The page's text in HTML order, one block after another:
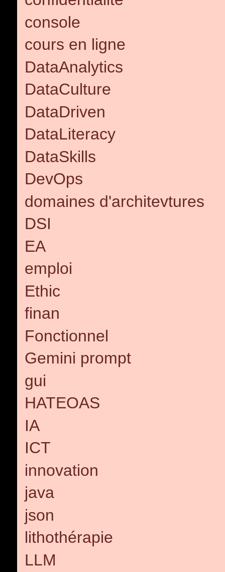
console
cours en ligne
DataAnalytics
DataCulture
DataDriven
DataLiteracy
DataSkills
DevOps
domaines d'architevtures
DSI
EA
emploi
Ethic
finan
Fonctionnel
Gemini prompt
gui
HATEOAS
IA
ICT
innovation
java
json
lithothérapie
LLM